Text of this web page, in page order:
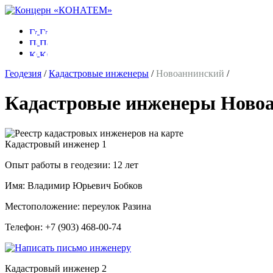
Геодезия /Кадастровые инженеры /Новоаннинский /
Кадастровые инженеры
Кадастровый инженер 1
Опыт работы в геодезии: 12 лет
Имя: Владимир Юрьевич Бобков
Местоположение: переулок Разина
Телефон: +7 (903) 468-00-74
Кадастровый инженер 2